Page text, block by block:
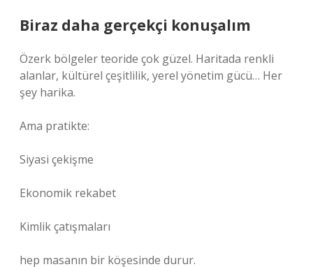
Biraz daha gerçekçi konuşalım
Özerk bölgeler teoride çok güzel. Haritada renkli
alanlar, kültürel çeşitlilik, yerel yönetim gücü… Her
şey harika.
Ama pratikte:
Siyasi çekişme
Ekonomik rekabet
Kimlik çatışmaları
hep masanın bir köşesinde durur.